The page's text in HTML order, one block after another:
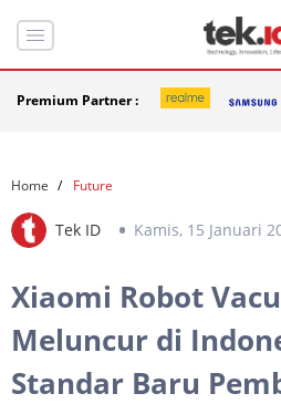
Premium Partner :
Home Future
Tek ID Kamis, 15 Januari
Xiaomi Robot
Meluncur di
Standar Baru